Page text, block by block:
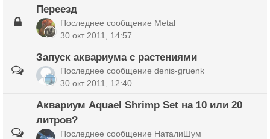
Переезд
Последнее сообщение Metal
30 окт 2011, 14:57
Запуск аквариума с растениями
Последнее сообщение denis-gruenk
30 окт 2011, 12:40
Аквариум Aquael Shrimp Set на 10 или 20
литров?
Последнее сообщение НаталиШум